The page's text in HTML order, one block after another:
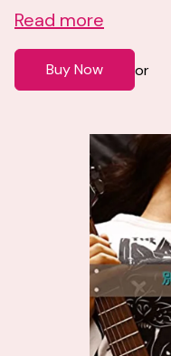
Read more
Buy Now or